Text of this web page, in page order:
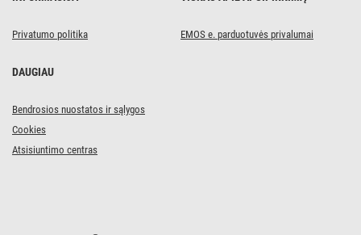
Privatumo politika EMOS e. parduotuvės privalumai
DAUGIAU
Bendrosios nuostatos ir sąlygos
Cookies
Atsisiuntimo centras